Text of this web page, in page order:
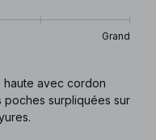
Grand
haute avec cordon
poches surpliquées sur